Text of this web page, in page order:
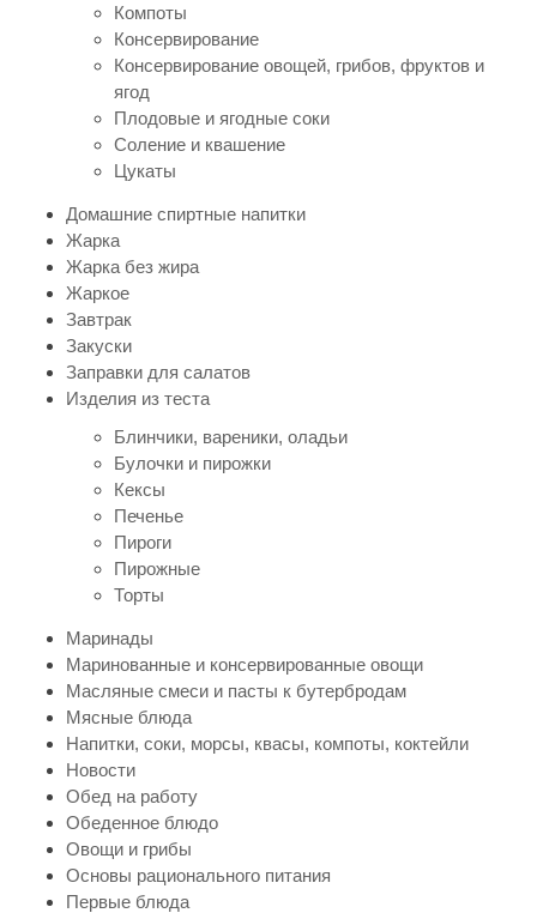
Компоты
Консервирование
Консервирование овощей, грибов, фруктов и
ягод
Плодовые и ягодные соки
Соление и квашение
Цукаты
Домашние спиртные напитки
Жарка
Жарка без жира
Жаркое
Завтрак
Закуски
Заправки для салатов
Изделия из теста
Блинчики, вареники, оладьи
Булочки и пирожки
Кексы
Печенье
Пироги
Пирожные
Торты
Маринады
Маринованные и консервированные овощи
Масляные смеси и пасты к бутербродам
Мясные блюда
Напитки, соки, морсы, квасы, компоты, коктейли
Новости
Обед на работу
Обеденное блюдо
Овощи и грибы
Основы рационального питания
Первые блюда